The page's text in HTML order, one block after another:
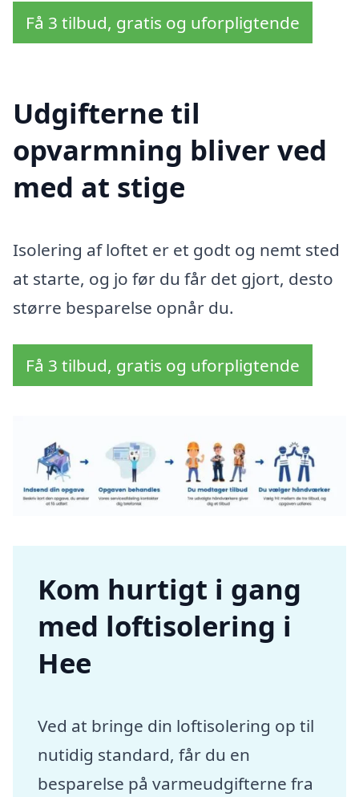
Få 3 tilbud, gratis og uforpligtende
Udgifterne til
opvarmning bliver ved
med at stige
Isolering af loftet er et godt og nemt sted
at starte, og jo før du får det gjort, desto
større besparelse opnår du.
Få 3 tilbud, gratis og uforpligtende
Kom hurtigt i gang
med loftisolering i
Hee
Ved at bringe din loftisolering op til
nutidig standard, får du en
besparelse på varmeudgifterne fra